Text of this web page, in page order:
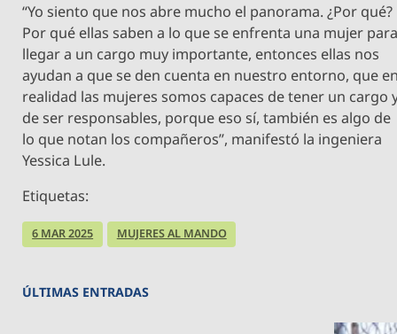
“Yo siento que nos abre mucho el panorama. ¿Por qué?
Por qué ellas saben a lo que se enfrenta una mujer
llegar a un cargo muy importante, entonces ellas nos
ayudan a que se den cuenta en nuestro entorno, que
realidad las mujeres somos capaces de tener un cargo
de ser responsables, porque eso sí, también es algo de
lo que notan los compañeros”, manifestó la ingeniera
Yessica Lule.
Etiquetas:
6 MAR 2025 MUJERES AL MANDO
ÚLTIMAS ENTRADAS